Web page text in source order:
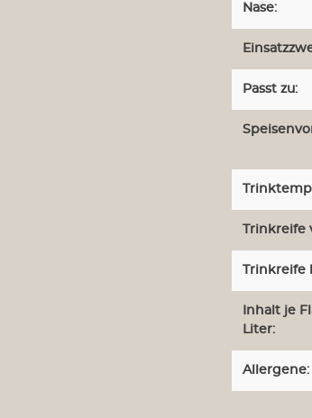
Nase:
Passt zu:
Trinkreife
Trinkreife
Inhalt je
Liter:
Allergene: